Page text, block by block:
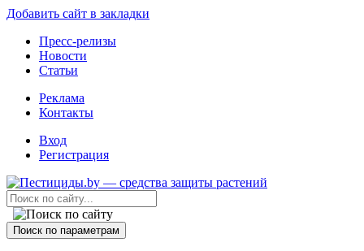
Добавить сайт в закладки
Пресс-релизы
Новости
Статьи
Реклама
Контакты
Вход
Регистрация
Поиск по параметрам